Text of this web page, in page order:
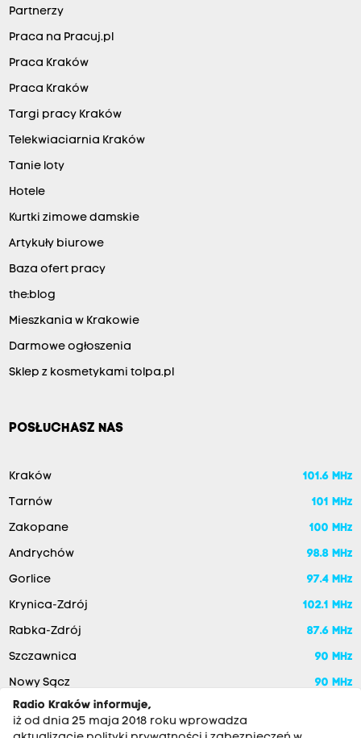
Partnerzy
Praca na Pracuj.pl
Praca Kraków
Praca Kraków
Targi pracy Kraków
Telekwiaciarnia Kraków
Tanie loty
Hotele
Kurtki zimowe damskie
Artykuły biurowe
Baza ofert pracy
the:blog
Mieszkania w Krakowie
Darmowe ogłoszenia
Sklep z kosmetykami tolpa.pl
POSŁUCHASZ NAS
Kraków 101.6 MHz
Tarnów 101 MHz
Zakopane 100 MHz
Andrychów 98.8 MHz
Gorlice 97.4 MHz
Krynica-Zdrój 102.1 MHz
Rabka-Zdrój 87.6 MHz
Szczawnica 90 MHz
Nowy Sącz
90 MHz
Radio Kraków informuje,
iż od dnia 25 maja 2018 roku wprowadza